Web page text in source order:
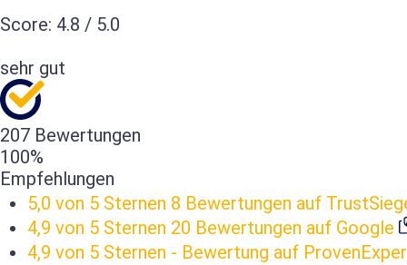
Score: 4.8 / 5.0
sehr gut
207 Bewertungen
100%
Empfehlungen
5,0 von 5 Sternen 8 Bewertungen auf
4,9 von 5 Sternen 20 Bewertungen auf Google
4,9 von 5 Sternen - Bewertung auf